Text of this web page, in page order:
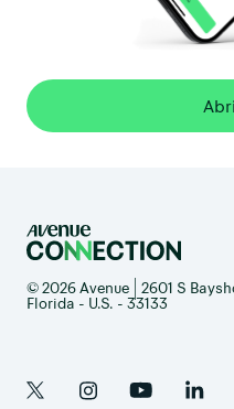
© 2026 Avenue | 2601 S
Florida - U.S. - 33133